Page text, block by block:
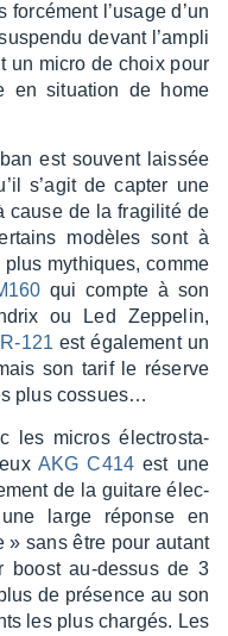
forcé­ment l’usage d’un
devant l’am­pli
un micro de choix pour
en situa­tion de home
est souvent lais­sée
s’agit de capter une
cause de la fragi­lité de
modèles sont à
plus mythiques, comme
qui compte à son
ou Led Zeppe­lin,
121 est égale­ment un
son tarif le réserve
plus cossues…
les micros élec­tro­sta­
AKG C414 est une
de la guitare élec­
large réponse en
» sans être pour autant
boost au-dessus de 3
de présence au son
les plus char­gés. Les